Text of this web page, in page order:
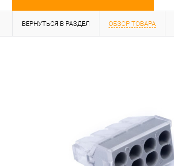
ВЕРНУТЬСЯ В РАЗДЕЛ ОБЗОР ТОВАРА